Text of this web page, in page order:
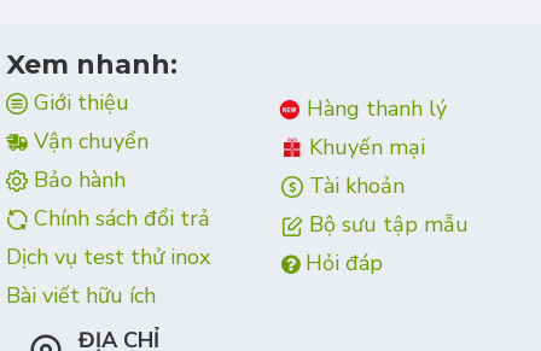
Xem nhanh:
Giới thiệu
Vận chuyển
Bảo hành
Chính sách đổi trả
Dịch vụ test thử inox
Bài viết hữu ích
Hàng thanh lý
Khuyến mại
Tài khoản
Bộ sưu tập mẫu
Hỏi đáp
ĐỊA CHỈ